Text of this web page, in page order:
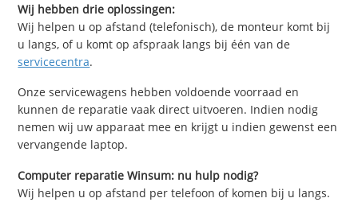
Wij hebben drie oplossingen:
Wij helpen u op afstand (telefonisch), de monteur komt bij
u langs, of u komt op afspraak langs bij één van de
servicecentra.
Onze servicewagens hebben voldoende voorraad en
kunnen de reparatie vaak direct uitvoeren. Indien nodig
nemen wij uw apparaat mee en krijgt u indien gewenst een
vervangende laptop.
Computer reparatie Winsum: nu hulp nodig?
Wij helpen u op afstand per telefoon of komen bij u langs.